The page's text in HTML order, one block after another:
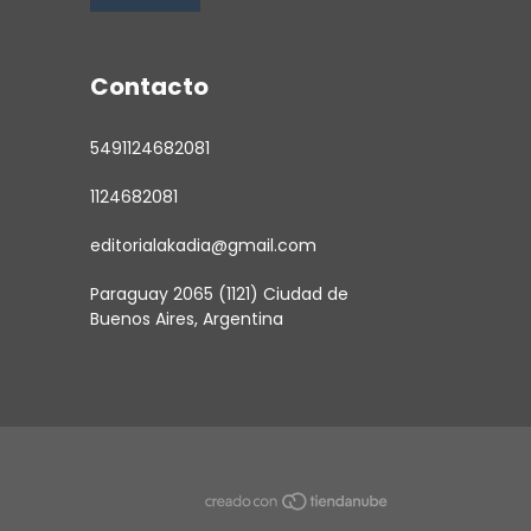
Contacto
5491124682081
1124682081
editorialakadia@gmail.com
Paraguay 2065 (1121) Ciudad de
Buenos Aires, Argentina